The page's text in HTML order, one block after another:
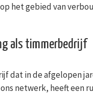
het gebied van
als timmerbedrijf
dat in de afgelopen
netwerk, heeft een